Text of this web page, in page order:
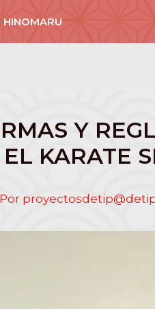
HINOMARU
Y
KARATE
Por